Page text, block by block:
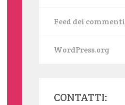
Feed dei commenti
WordPress.org
CONTATTI: